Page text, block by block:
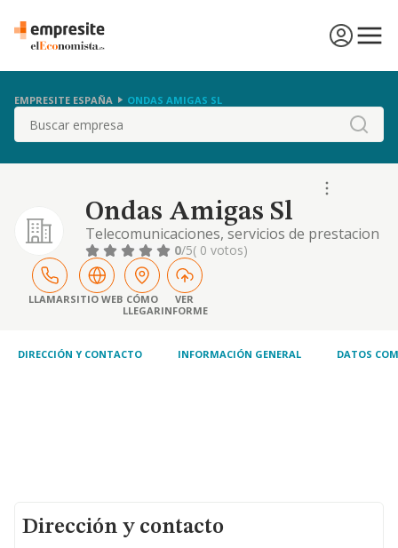
EMPRESITE ESPAÑA ONDAS AMIGAS SL
Buscar
Ondas Amigas Sl
Telecomunicaciones, servicios de prestacion
de servicios por radio, internet y nuevas
tecnologias
0/5( 0 votos)
LLAMARSITIO WEB CÓMO
LLEGAR
VER
INFORME
DIRECCIÓN Y CONTACTO INFORMACIÓN GENERAL DATOS
Dirección y contacto